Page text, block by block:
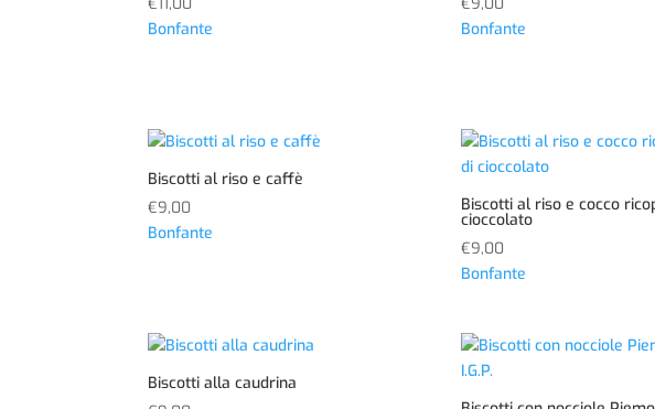
Bonfante
Bonfante
Biscotti al riso e caffè
€9,00
Bonfante
Biscotti al riso e cocco
cioccolato
€9,00
Bonfante
Biscotti alla caudrina